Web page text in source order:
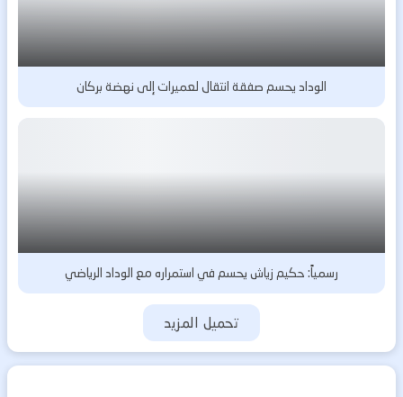
الوداد يحسم صفقة انتقال لعميرات إلى نهضة بركان
رسمياً: حكيم زياش يحسم في استمراره مع الوداد الرياضي
تحميل المزيد